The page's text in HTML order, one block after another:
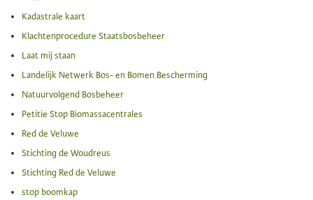
Kadastrale kaart
Klachtenprocedure Staatsbosbeheer
Laat mij staan
Landelijk Netwerk Bos- en Bomen Bescherming
Natuurvolgend Bosbeheer
Petitie Stop Biomassacentrales
Red de Veluwe
Stichting de Woudreus
Stichting Red de Veluwe
stop boomkap